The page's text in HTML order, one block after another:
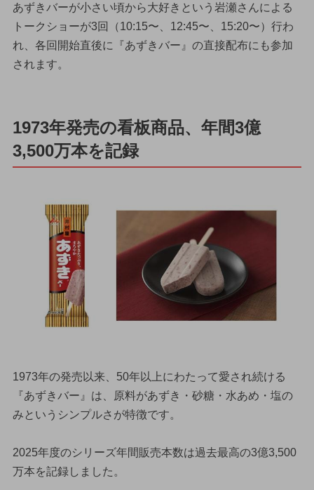
あずきバーが小さい頃から大好きという岩瀬さんによる
トークショーが3回（10:15〜、12:45〜、15:20〜）行わ
れ、各回開始直後に『あずきバー』の直接配布にも参加
されます。
1973年発売の看板商品、年間3億
3,500万本を記録
1973年の発売以来、50年以上にわたって愛され続ける
『あずきバー』は、原料があずき・砂糖・水あめ・塩の
みというシンプルさが特徴です。
2025年度のシリーズ年間販売本数は過去最高の3億3,500
万本を記録しました。